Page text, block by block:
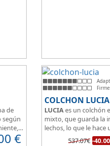
de
según
de€
COLCHON LUCIA
LUCIAes un colchón
mixto, que guarda la
lechos, lo que le hace
para camas de
537.07€ -